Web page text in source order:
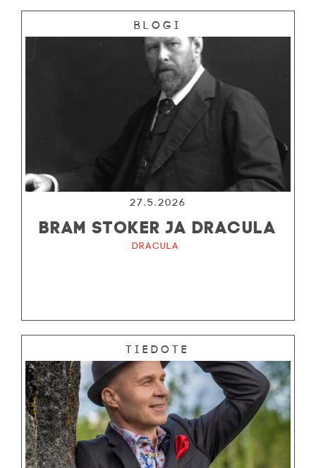
Blogi
27.5.2026
BRAM STOKER JA DRACULA
Dracula
Tiedote